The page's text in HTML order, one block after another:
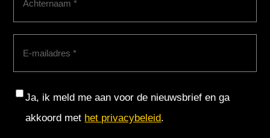
Consent
Ja, ik meld me aan voor de nieuwsbrief en ga
akkoord met het privacybeleid.